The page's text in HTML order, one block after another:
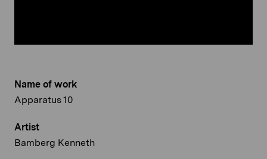
Name of work
Apparatus 10
Artist
Bamberg Kenneth